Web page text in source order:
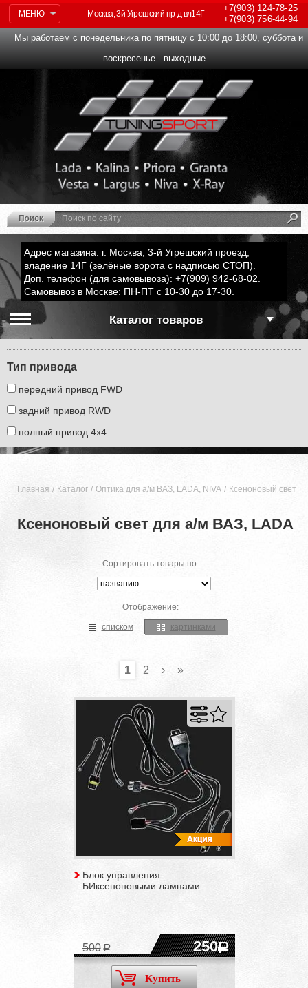
МЕНЮ
+7(903)124-78-25
+7(903)756-44-94
Москва, 3й Угрешский пр-д вл14Г
Мы работаем с понедельника по пятницу с 10:00 до 18:00, суббота и
воскресенье - выходные
Адрес магазина: г. Москва, 3-й Угрешский проезд,
владение 14Г (зелёные ворота с надписью СТОП).
Доп. телефон (для самовывоза): +7(909) 942-68-02.
Самовывоз в Москве: ПН-ПТ с 10-30 до 17-30.
Каталог товаров
Тип привода
передний привод FWD
задний привод RWD
полный привод 4х4
Главная Каталог Оптика для а/м ВАЗ, LADA, NIVA Ксеноновый свет
Ксеноновый свет для а/м ВАЗ, LADA
Сортировать товары по:
Отображение:
списком картинками
1 2 › »
Блок управления
БИксеноновыми лампами
250
500
Купить